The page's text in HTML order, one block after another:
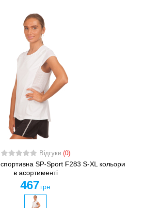
Відгуки (0)
SP-Sport F283 S-XL кольори
в асортименті
467 грн